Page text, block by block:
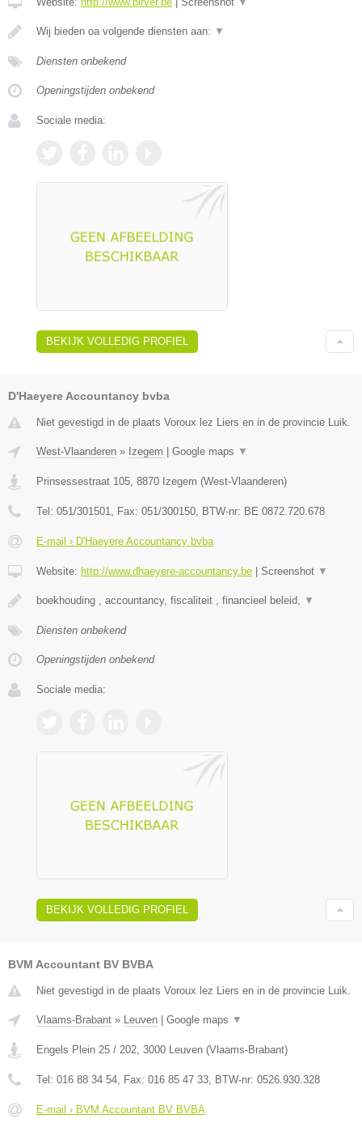
Wij bieden oa volgende diensten aan: ▼
Diensten onbekend
Openingstijden onbekend
Sociale media:
BEKIJK VOLLEDIG PROFIEL
D'Haeyere Accountancy bvba
Niet gevestigd in de plaats Voroux lez Liers en in de provincie Luik.
West-Vlaanderen » Izegem | Google maps ▼
Prinsessestraat 105 8870 Izegem (West-Vlaanderen)
Tel: 051/301501 , Fax: 051/300150 , BTW-nr: BE 0872.720.678
E-mail › D'Haeyere Accountancy bvba
Website: http://www.dhaeyere-accountancy.be | Screenshot ▼
boekhouding , accountancy, fiscaliteit , financieel beleid, ▼
Diensten onbekend
Openingstijden onbekend
Sociale media:
BEKIJK VOLLEDIG PROFIEL
BVM Accountant BV BVBA
Niet gevestigd in de plaats Voroux lez Liers en in de provincie Luik.
Vlaams-Brabant » Leuven Google maps ▼
Engels Plein 25 / 202, 3000 Leuven (Vlaams-Brabant)
Tel: 016 88 34 54, Fax: 016 85 47 33, BTW-nr: 0526.930.328
E-mail › BVM Accountant BV BVBA